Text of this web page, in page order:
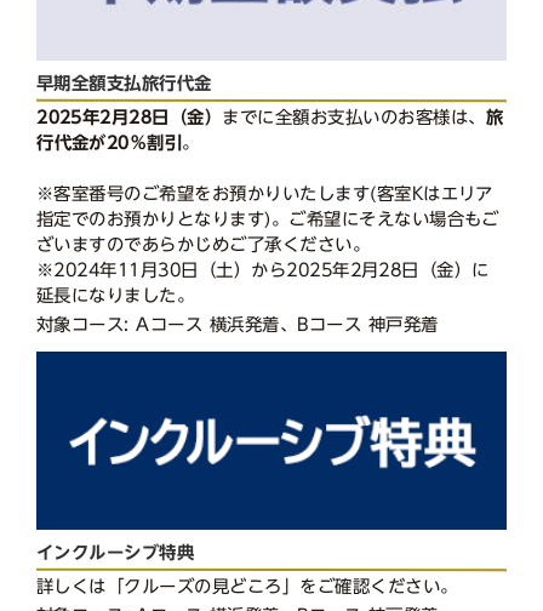
早期全額支払旅行代金
2025年2月28日（金） までに全額お支払いのお客様は、 旅
行代金が20％割引 。
※客室番号のご希望をお預かりいたします(客室Kはエリア
指定でのお預かりとなります)。ご希望にそえない場合もご
ざいますのであらかじめご了承ください。
※2024年11月30日（土）から2025年2月28日（金）に
延長になりました。
対象コース: Aコース 横浜発着、Bコース 神戸発着
インクルーシブ特典
詳しくは「クルーズの見どころ」をご確認ください。